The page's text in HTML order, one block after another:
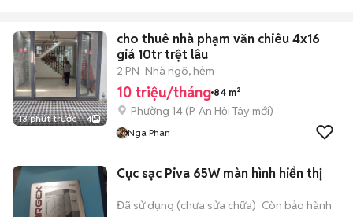
13 phút trước 4
cho thuê nhà phạm văn chiêu 4x16
giá 10tr trệt lâu
2 PN Nhà ngõ, hẻm
10 triệu/tháng 84 m²
Phường 14 (P. An Hội Tây mới)
Nga Phan
Cục sạc Piva 65W màn hình hiển thị
Đã sử dụng (chưa sửa chữa) Còn bảo hành